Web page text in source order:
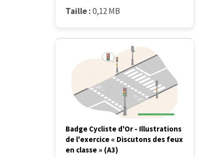
Taille :0,12 MB
Badge Cycliste d'Or - Illustrations
de l'exercice « Discutons des feux
en classe » (A3)